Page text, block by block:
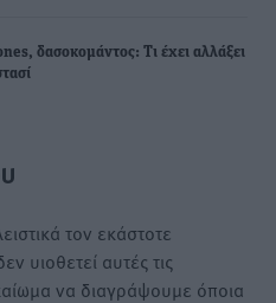
δασοκομάντος: Τι έχει αλλάξει
τον εκάστοτε
υιοθετεί αυτές τις
να διαγράψουμε όποια